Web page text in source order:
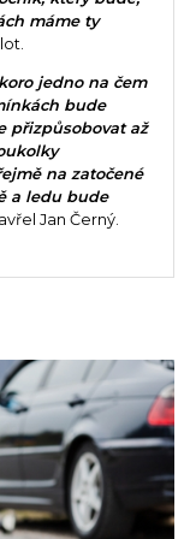
máme ty
jedno na čem
bude
přizpůsobovat až
na zatočené
a ledu bude
Jan Černý.